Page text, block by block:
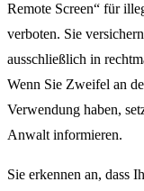
Remote Screen“ für
verboten. Sie
ausschließlich in
Wenn Sie Zweifel an
Verwendung haben,
Anwalt informieren.
Sie erkennen an, dass